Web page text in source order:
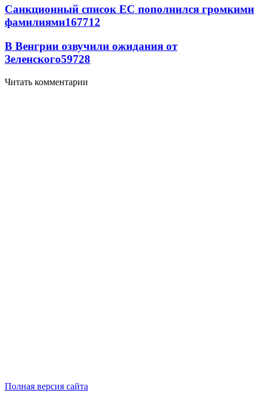
Санкционный список ЕС пополнился громкими
фамилиями167712
В Венгрии озвучили ожидания от
Зеленского59728
Читать комментарии
Полная версия сайта